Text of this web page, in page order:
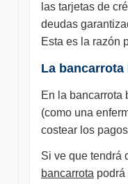
las tarjetas de
deudas
Esta es la razón
La
En la bancarrota
(como una
costear los
Si ve que tendrá
bancarrota